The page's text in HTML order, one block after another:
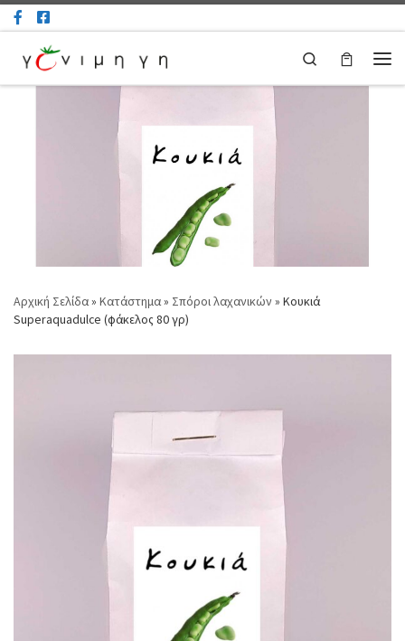
Μετάβαση στο περιεχόμενο
Search
Αρχική Σελίδα» Κατάστημα» Σπόροι λαχανικών» Κουκιά
Superaquadulce (φάκελος 80 γρ)